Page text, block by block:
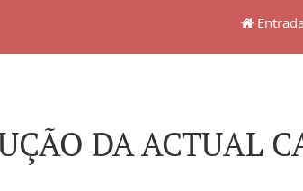
Entrada
DA ACTUAL